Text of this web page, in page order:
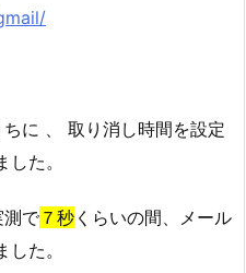
に 、 取り消し時間を設定
した。
測で７秒 くらいの間、メール
た。